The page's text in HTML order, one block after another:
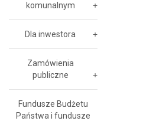
komunalnym
Dla inwestora
Zamówienia
publiczne
Fundusze Budżetu
Państwa i fundusze